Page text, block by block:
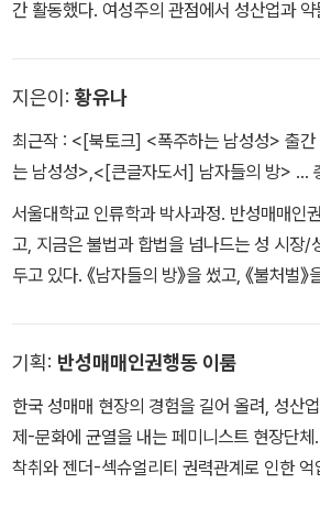
간 활동했다. 여성주의 관점에서 성산업과
지은이: 황유나
최근작 : <[북토크] <폭주하는 남성성> 출간
는 남성성>,<[큰글자도서] 남자들의 방> …
서울대학교 인류학과 박사과정. 반성매매인
고, 지금은 불법과 합법을 넘나드는 성 시장/
두고 있다. 《남자들의 방》을 썼고, 《불처벌
기획: 반성매매인권행동 이룸
한국 성매매 현장의 경험을 길어 올려, 성산
제-문화에 균열을 내는 페미니스트 현장단
착취와 젠더-섹슈얼리티 권력관계로 인한 억